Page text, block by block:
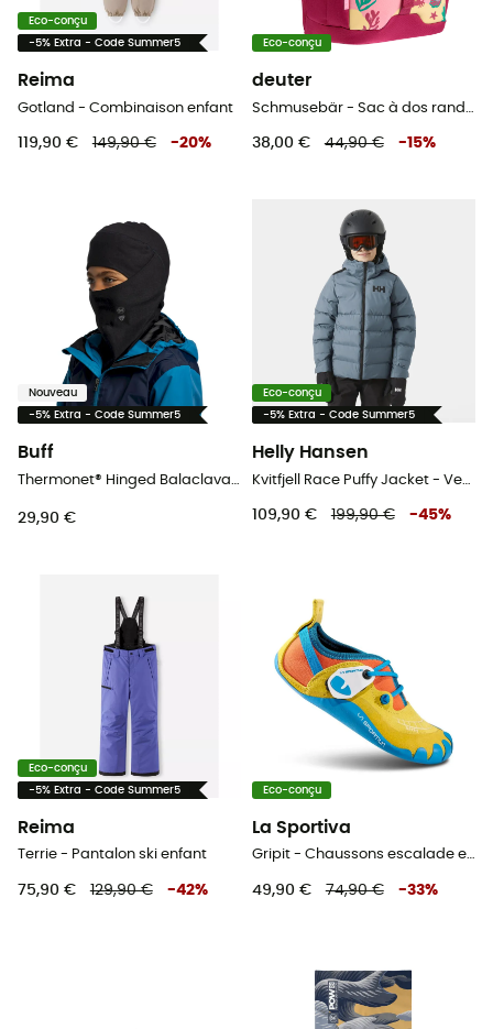
Eco-conçu
-5% Extra - Code Summer5
Reima
Gotland - Combinaison enfant
119,90 € 149,90 € -20%
Eco-conçu
deuter
38,00 € 44,90 € -15%
Nouveau
-5% Extra - Code Summer5
Buff
29,90 €
Eco-conçu
-5% Extra - Code Summer5
Helly Hansen
109,90 € 199,90 € -45%
Eco-conçu
-5% Extra - Code Summer5
Reima
Terrie - Pantalon ski enfant
75,90 € 129,90 € -42%
Eco-conçu
La Sportiva
Gripit - Chaussons escalade enfant
49,90 € 74,90 € -33%